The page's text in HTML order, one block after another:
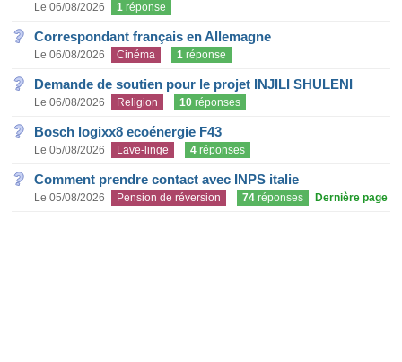
Le 06/08/2026 1 réponse
Correspondant français en Allemagne
Le 06/08/2026 Cinéma 1 réponse
Demande de soutien pour le projet INJILI SHULENI
Le 06/08/2026 Religion 10 réponses
Bosch logixx8 ecoénergie F43
Le 05/08/2026 Lave-linge 4 réponses
Comment prendre contact avec INPS italie
Le 05/08/2026 Pension de réversion 74 réponses Dernière page